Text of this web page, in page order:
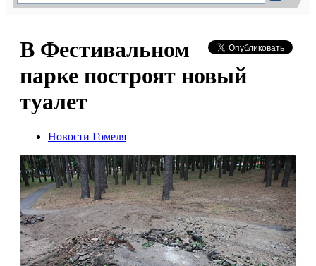
В Фестивальном
парке построят новый
туалет
Новости Гомеля